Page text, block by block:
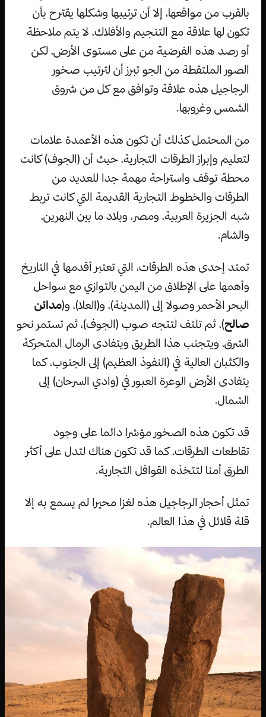
بالقرب من مواقعها، إلا أن ترتيبها وشكلها يقترح بأن
تكون لها علاقة مع التنجيم والأفلاك، لا يتم ملاحظة
أو رصد هذه الفرضية من على مستوى الأرض، لكن
الصور الملتقطة من الجو تبرز أن لترتيب صخور
الرجاجيل هذه علاقة وتوافق مع كل من شروق
الشمس وغروبها.
من المحتمل كذلك أن تكون هذه الأعمدة علامات
لتعليم وإبراز الطرقات التجارية، حيث أن (الجوف) كانت
محطة توقف واستراحة مهمة جدا للعديد من
الطرقات والخطوط التجارية القديمة التي كانت تربط
شبه الجزيرة العربية، ومصر، وبلاد ما بين النهرين،
والشام.
تمتد إحدى هذه الطرقات، التي تعتبر أقدمها في التاريخ
وأهمها على الإطلاق من اليمن بالتوازي مع سواحل
البحر الأحمر وصولا إلى (المدينة)، و(العلا)، و(مدائن
صالح)، ثم تلتف لتتجه صوب (الجوف)، ثم تستمر نحو
الشرق، ويتجنب هذا الطريق ويتفادى الرمال المتحركة
والكثبان العالية في (النفوذ العظيم) إلى الجنوب، كما
يتفادى الأرض الوعرة العبور في (وادي السرحان) إلى
الشمال.
قد تكون هذه الصخور مؤشرا دائما على وجود
تقاطعات الطرقات، كما قد تكون هناك لتدل على أكثر
الطرق أمنا لتتخذه القوافل التجارية.
تمثل أحجار الرجاجيل هذه لغزا محيرا لم يسمع به إلا
قلة قلائل في هذا العالم.